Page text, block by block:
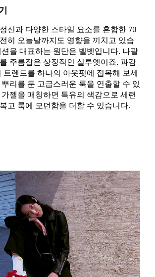
신과 다양한 스타일 요소를 혼합한 70
히 오늘날까지도 영향을 끼치고 있습
션을 대표하는 원단은 벨벳입니다. 나팔
주름잡은 상징적인 실루엣이죠. 과감
트렌드를 하나의 아웃핏에 접목해 보세
리를 둔 고급스러운 룩을 연출할 수 있
젤을 매칭하면 특유의 색감으로 세련
고 룩에 모던함을 더할 수 있습니다.